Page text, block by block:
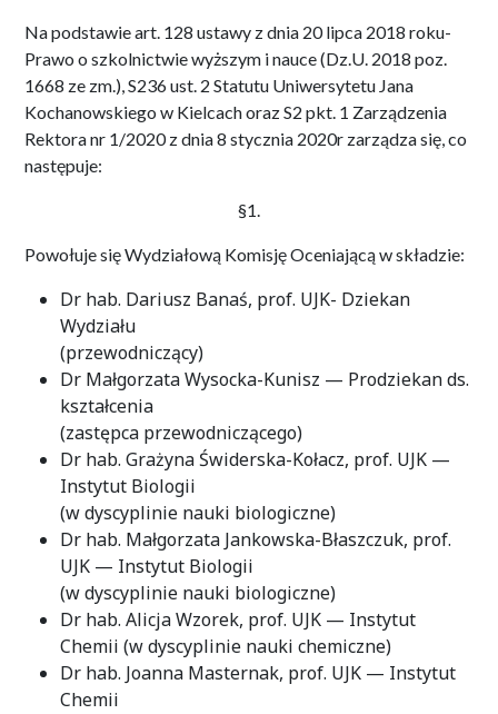
Na podstawie art. 128 ustawy z dnia 20 lipca 2018 roku-
Prawo o szkolnictwie wyższym i nauce (Dz.U. 2018 poz.
1668 ze zm.), S236 ust. 2 Statutu Uniwersytetu Jana
Kochanowskiego w Kielcach oraz S2 pkt. 1 Zarządzenia
Rektora nr 1/2020 z dnia 8 stycznia 2020r zarządza się, co
następuje:
§1.
Powołuje się Wydziałową Komisję Oceniającą w składzie:
Dr hab. Dariusz Banaś, prof. UJK- Dziekan
Wydziału
(przewodniczący)
Dr Małgorzata Wysocka-Kunisz — Prodziekan ds.
kształcenia
(zastępca przewodniczącego)
Dr hab. Grażyna Świderska-Kołacz, prof. UJK —
Instytut Biologii
(w dyscyplinie nauki biologiczne)
Dr hab. Małgorzata Jankowska-Błaszczuk, prof.
UJK — Instytut Biologii
(w dyscyplinie nauki biologiczne)
Dr hab. Alicja Wzorek, prof. UJK — Instytut
Chemii (w dyscyplinie nauki chemiczne)
Dr hab. Joanna Masternak, prof. UJK — Instytut
Chemii